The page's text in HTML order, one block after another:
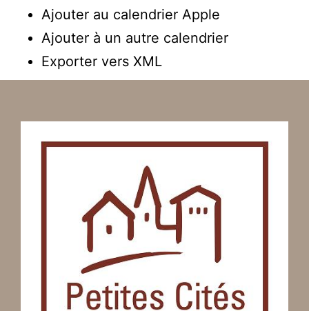
Ajouter au calendrier Apple
Ajouter à un autre calendrier
Exporter vers XML